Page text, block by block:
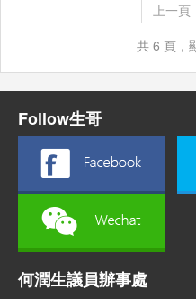
上一頁
共 6 頁，
Follow生哥
何潤生議員辦事處